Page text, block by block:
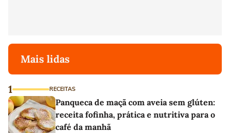
Mais lidas
1 RECEITAS
Panqueca de maçã com aveia sem glúten:
receita fofinha, prática e nutritiva para o
café da manhã